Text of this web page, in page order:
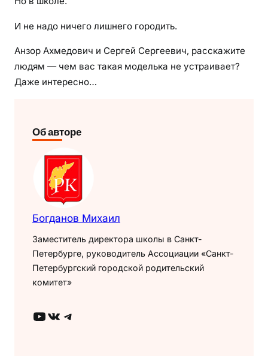
И не надо ничего лишнего городить.
Анзор Ахмедович и Сергей Сергеевич, расскажите
людям — чем вас такая моделька не устраивает?
Даже интересно…
Об авторе
Богданов Михаил
Заместитель директора школы в Санкт-
Петербурге, руководитель Ассоциации «Санкт-
Петербургский городской родительский
комитет»
YouTube ВКонтакте Telegram